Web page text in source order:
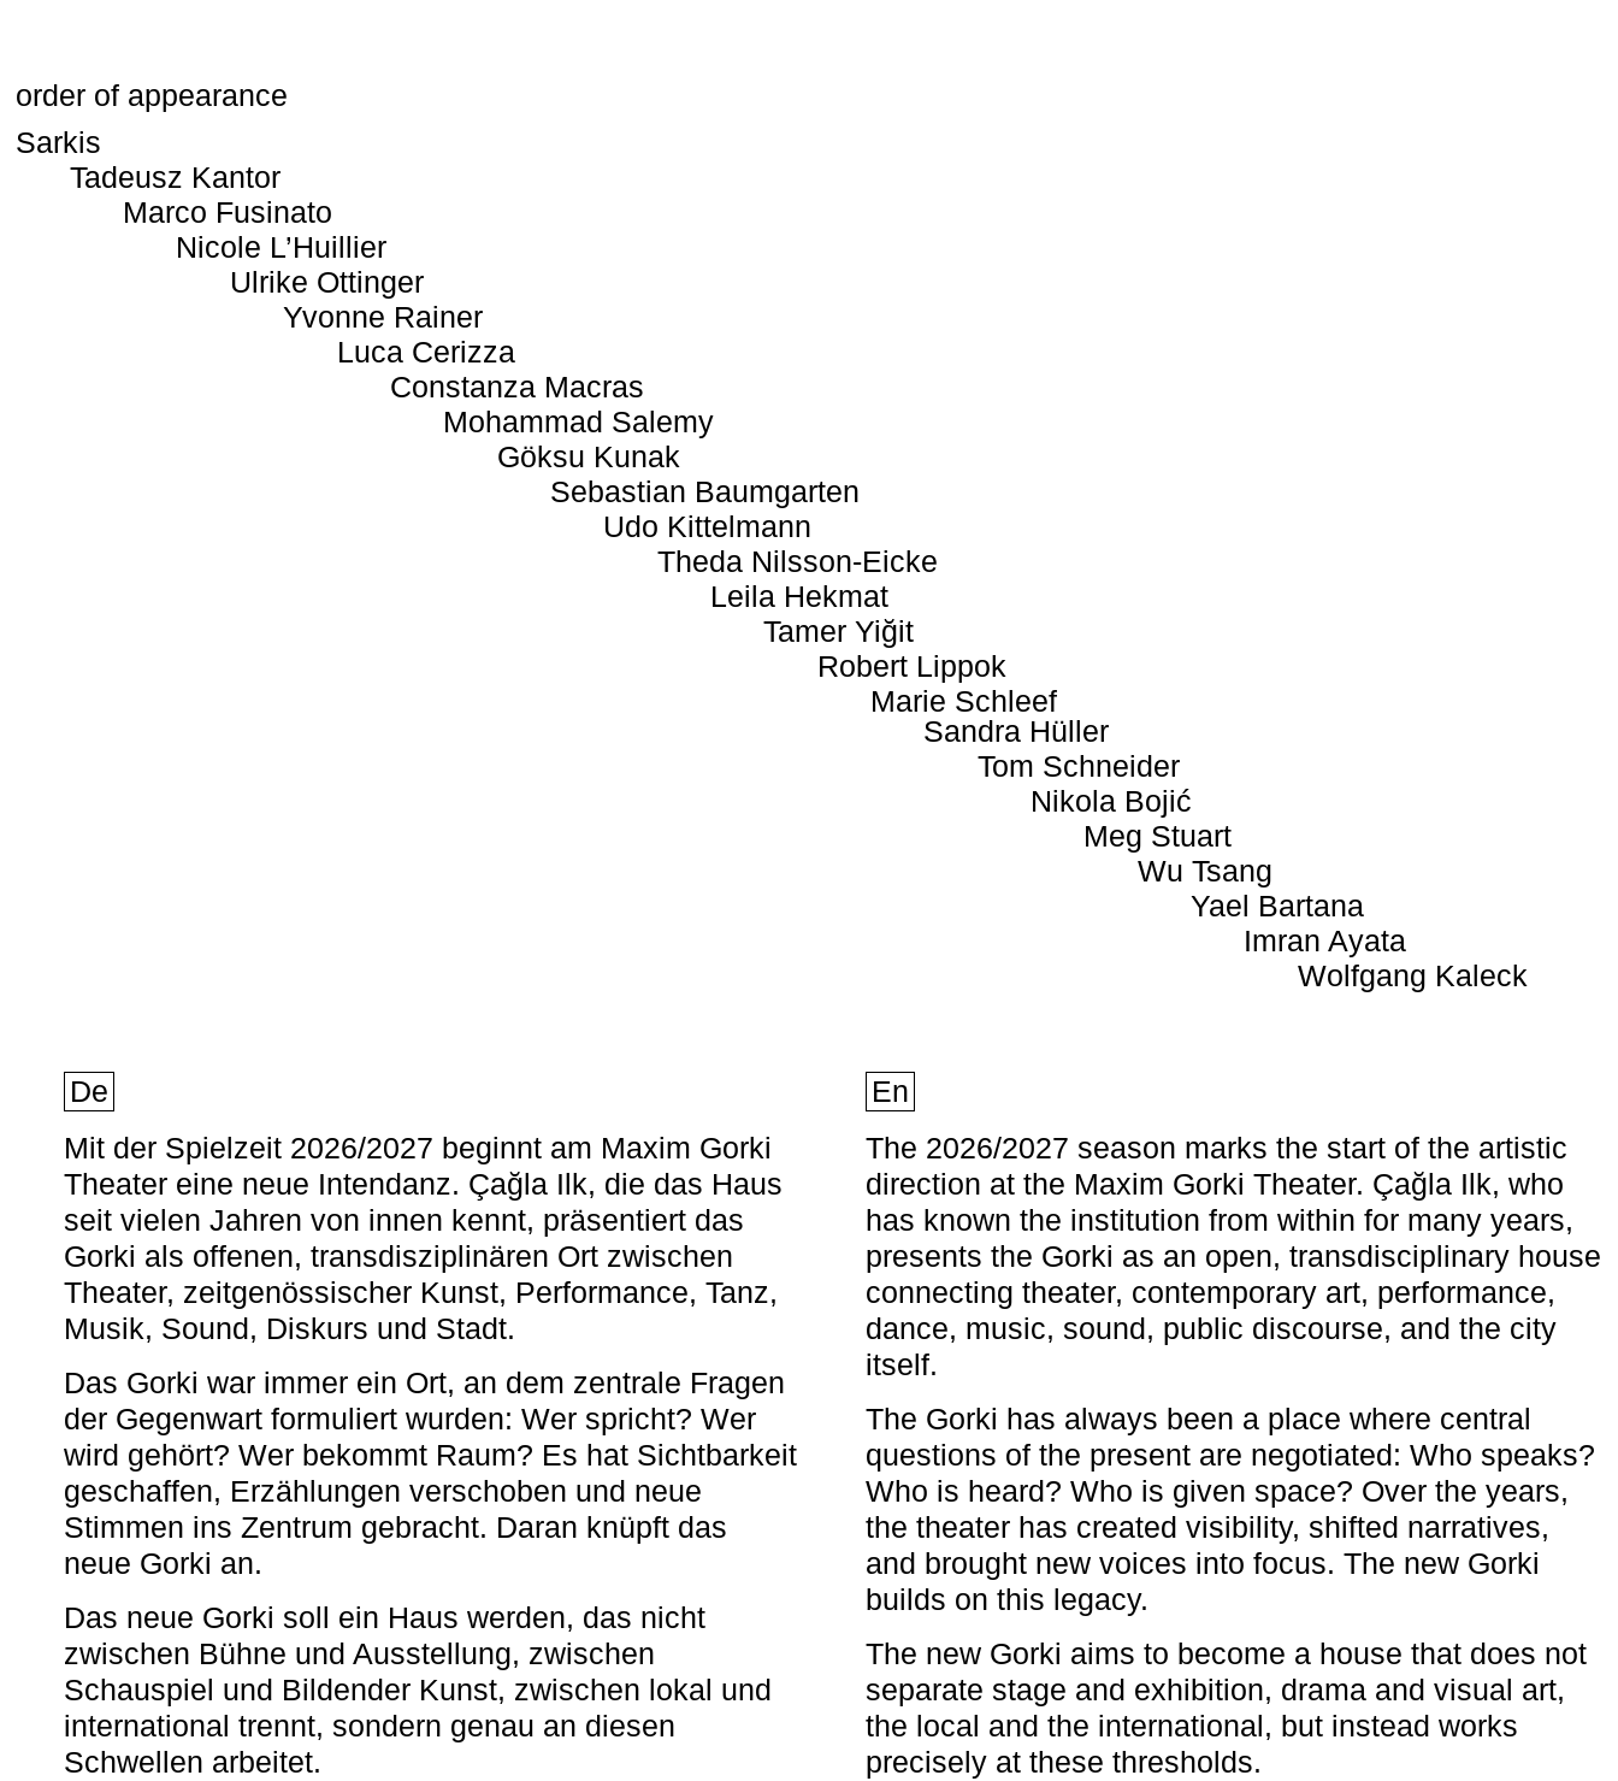
order of appearance
Sarkis
Tadeusz Kantor
Marco Fusinato
Nicole L’Huillier
Ulrike Ottinger
Yvonne Rainer
Luca Cerizza
Constanza Macras
Mohammad Salemy
Göksu Kunak
Sebastian Baumgarten
Udo Kittelmann
Theda Nilsson-Eicke
Leila Hekmat
Tamer Yiğit
Robert Lippok
Marie Schleef
Sandra Hüller
Tom Schneider
Nikola Bojić
Meg Stuart
Wu Tsang
Yael Bartana
Imran Ayata
Wolfgang Kaleck
De
Mit der Spielzeit 2026/2027 beginnt am Maxim Gorki
Theater eine neue Intendanz. Çağla Ilk, die das Haus
seit vielen Jahren von innen kennt, präsentiert das
Gorki als offenen, transdisziplinären Ort zwischen
Theater, zeitgenössischer Kunst, Performance, Tanz,
Musik, Sound, Diskurs und Stadt.
Das Gorki war immer ein Ort, an dem zentrale Fragen
der Gegenwart formuliert wurden: Wer spricht? Wer
wird gehört? Wer bekommt Raum? Es hat Sichtbarkeit
geschaffen, Erzählungen verschoben und neue
Stimmen ins Zentrum gebracht. Daran knüpft das
neue Gorki an.
Das neue Gorki soll ein Haus werden, das nicht
zwischen Bühne und Ausstellung, zwischen
Schauspiel und Bildender Kunst, zwischen lokal und
international trennt, sondern genau an diesen
Schwellen arbeitet.
En
The 2026/2027 season marks the start of the artistic
direction at the Maxim Gorki Theater. Çağla Ilk, who
has known the institution from within for many years,
presents the Gorki as an open, transdisciplinary house
connecting theater, contemporary art, performance,
dance, music, sound, public discourse, and the city
itself.
The Gorki has always been a place where central
questions of the present are negotiated: Who speaks?
Who is heard? Who is given space? Over the years,
the theater has created visibility, shifted narratives,
and brought new voices into focus. The new Gorki
builds on this legacy.
The new Gorki aims to become a house that does not
separate stage and exhibition, drama and visual art,
the local and the international, but instead works
precisely at these thresholds.